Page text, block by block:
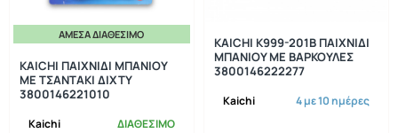
ΆΜΕΣΑ ΔΙΑΘΈΣΙΜΟ
Kaichi ΔΙΑΘΕΣΙΜΟ
KAICHI ΠΑΙΧΝΙΔΙ ΜΠΑΝΙΟΥ
ΜΕ ΤΣΑΝΤΑΚΙ ΔΙΧΤΥ
3800146221010
Kaichi 4 με 10 ημέρες
KAICHI Κ999-201B ΠΑΙΧΝΙΔΙ
ΜΠΑΝΙΟΥ ΜΕ ΒΑΡΚΟΥΛΕΣ
3800146222277